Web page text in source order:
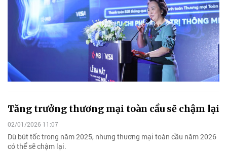
Tăng trưởng thương mại toàn cầu sẽ chậm lại
02/01/2026 11:07
Dù bứt tốc trong năm 2025, nhưng thương mại toàn cầu năm 2026
có thể sẽ chậm lại.